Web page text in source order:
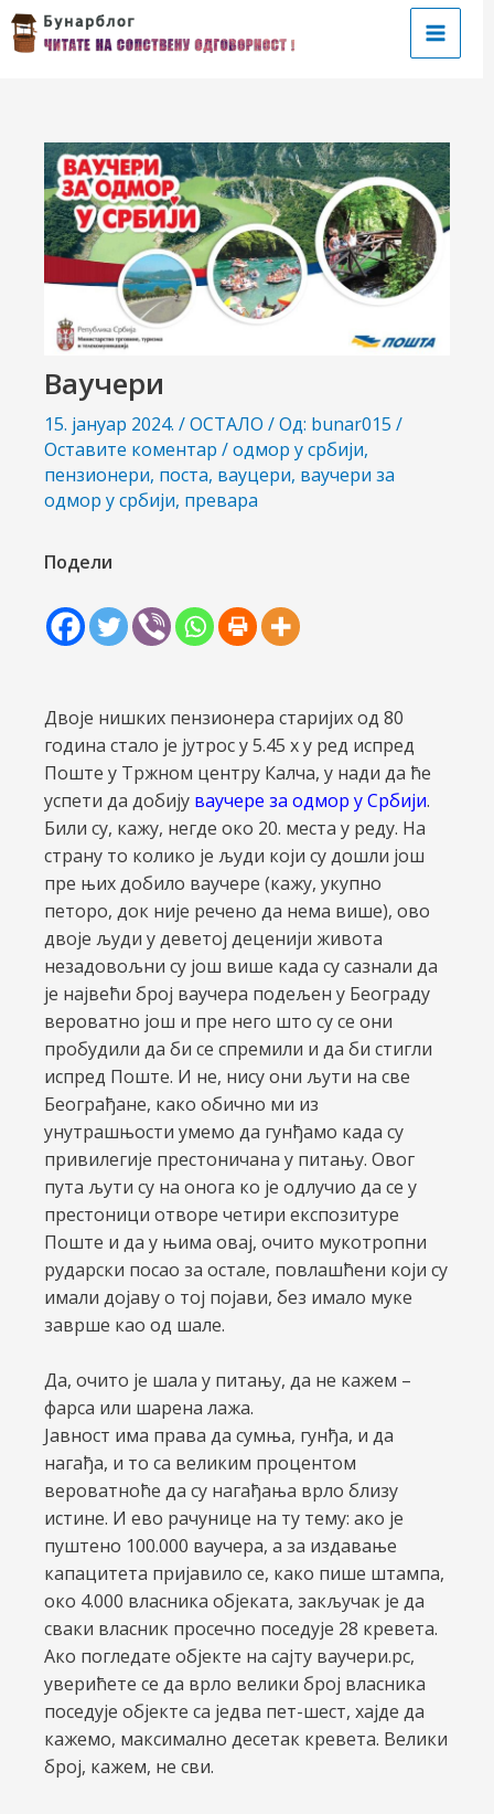
на
садржај
Main
Ваучери
15. јануар 2024. /ОСТАЛО / Од: bunar015 /
Оставите коментар /одмор у србији,
пензионери, поста, вауцери, ваучери за
одмор у србији, превара
Подели
Двоје нишких пензионера старијих од 80
година стало је јутрос у 5.45 х у ред испред
Поште у Тржном центру Калча, у нади да ће
успети да добију ваучере за одмор у Србији.
Били су, кажу, негде око 20. места у реду. На
страну то колико је људи који су дошли још
пре њих добило ваучере (кажу, укупно
петоро, док није речено да нема више), ово
двоје људи у деветој деценији живота
незадовољни су још више када су сазнали да
је највећи број ваучера подељен у Београду
вероватно још и пре него што су се они
пробудили да би се спремили и да би стигли
испред Поште. И не, нису они љути на све
Београђане, како обично ми из
унутрашњости умемо да гунђамо када су
привилегије престоничана у питању. Овог
пута љути су на онога ко је одлучио да се у
престоници отворе четири експозитуре
Поште и да у њима овај, очито мукотропни
рударски посао за остале, повлашћени који су
имали дојаву о тој појави, без имало муке
заврше као од шале.
Да, очито је шала у питању, да не кажем –
фарса или шарена лажа.
Јавност има права да сумња, гунђа, и да
нагађа, и то са великим процентом
вероватноће да су нагађања врло близу
истине. И ево рачунице на ту тему: ако је
пуштено 100.000 ваучера, а за издавање
капацитета пријавило се, како пише штампа,
око 4.000 власника објеката, закључак је да
сваки власник просечно поседује 28 кревета.
Ако погледате објекте на сајту ваучери.рс,
уверићете се да врло велики број власника
поседује објекте са једва пет-шест, хајде да
кажемо, максимално десетак кревета. Велики
број, кажем, не сви.